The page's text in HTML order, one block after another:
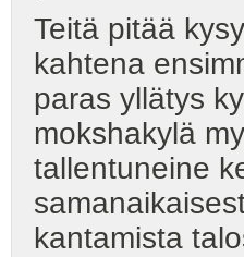
Teitä pitää
kahtena
paras yllätys
mokshakylä
tallentuneine
kantamista